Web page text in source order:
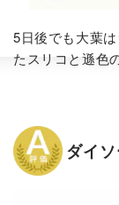
5日後でも大葉
たスリコと遜色
ダイ